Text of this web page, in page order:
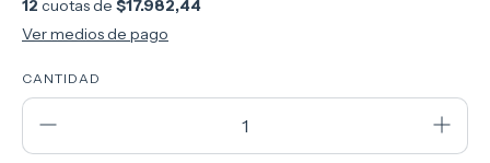
12 cuotas de $17.982,44
Ver medios de pago
CANTIDAD